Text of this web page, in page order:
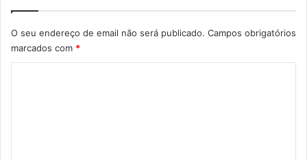
O seu endereço de email não será publicado. Campos obrigatórios
marcados com *